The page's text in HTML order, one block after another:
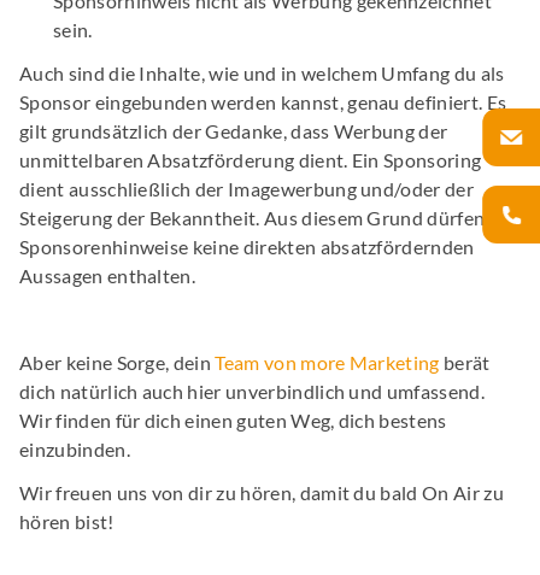
sein.
Auch sind die Inhalte, wie und in welchem Umfang du als
Sponsor eingebunden werden kannst, genau definiert. Es
gilt grundsätzlich der Gedanke, dass Werbung der
unmittelbaren Absatzförderung dient. Ein Sponsoring
dient ausschließlich der Imagewerbung und/oder der
Steigerung der Bekanntheit. Aus diesem Grund dürfen
Sponsorenhinweise keine direkten absatzfördernden
Aussagen enthalten.
Aber keine Sorge, deinTeam von more Marketing berät
dich natürlich auch hier unverbindlich und umfassend.
Wir finden für dich einen guten Weg, dich bestens
einzubinden.
Wir freuen uns von dir zu hören, damit du bald On Air zu
hören bist!